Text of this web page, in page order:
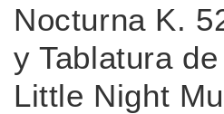
Nocturna K.
y Tablatura
Little Night